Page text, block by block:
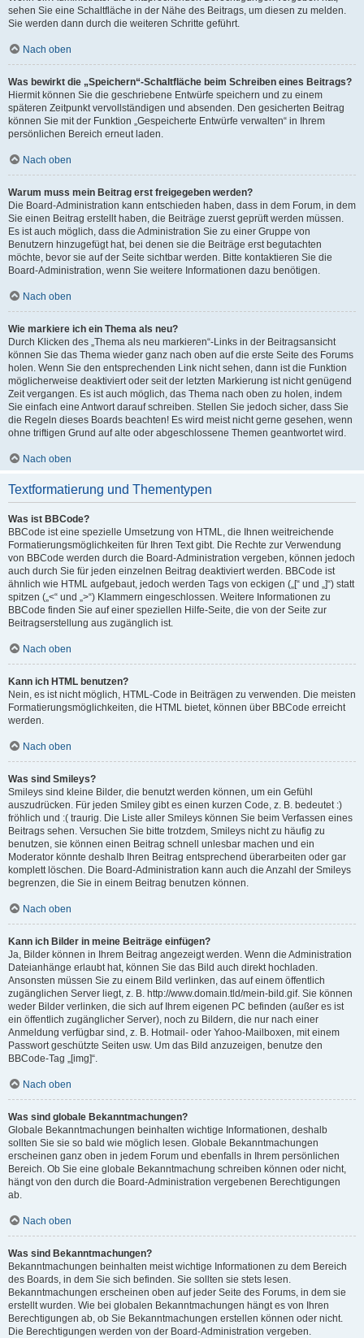
sehen Sie eine Schaltfläche in der Nähe des Beitrags, um diesen zu melden.
Sie werden dann durch die weiteren Schritte geführt.
Nach oben
Was bewirkt die „Speichern“-Schaltfläche beim Schreiben eines Beitrags?
Hiermit können Sie die geschriebene Entwürfe speichern und zu einem
späteren Zeitpunkt vervollständigen und absenden. Den gesicherten Beitrag
können Sie mit der Funktion „Gespeicherte Entwürfe verwalten“ in Ihrem
persönlichen Bereich erneut laden.
Nach oben
Warum muss mein Beitrag erst freigegeben werden?
Die Board-Administration kann entschieden haben, dass in dem Forum, in dem
Sie einen Beitrag erstellt haben, die Beiträge zuerst geprüft werden müssen.
Es ist auch möglich, dass die Administration Sie zu einer Gruppe von
Benutzern hinzugefügt hat, bei denen sie die Beiträge erst begutachten
möchte, bevor sie auf der Seite sichtbar werden. Bitte kontaktieren Sie die
Board-Administration, wenn Sie weitere Informationen dazu benötigen.
Nach oben
Wie markiere ich ein Thema als neu?
Durch Klicken des „Thema als neu markieren“-Links in der Beitragsansicht
können Sie das Thema wieder ganz nach oben auf die erste Seite des Forums
holen. Wenn Sie den entsprechenden Link nicht sehen, dann ist die Funktion
möglicherweise deaktiviert oder seit der letzten Markierung ist nicht genügend
Zeit vergangen. Es ist auch möglich, das Thema nach oben zu holen, indem
Sie einfach eine Antwort darauf schreiben. Stellen Sie jedoch sicher, dass Sie
die Regeln dieses Boards beachten! Es wird meist nicht gerne gesehen, wenn
ohne triftigen Grund auf alte oder abgeschlossene Themen geantwortet wird.
Nach oben
Textformatierung und Thementypen
Was ist BBCode?
BBCode ist eine spezielle Umsetzung von HTML, die Ihnen weitreichende
Formatierungsmöglichkeiten für Ihren Text gibt. Die Rechte zur Verwendung
von BBCode werden durch die Board-Administration vergeben, können jedoch
auch durch Sie für jeden einzelnen Beitrag deaktiviert werden. BBCode ist
ähnlich wie HTML aufgebaut, jedoch werden Tags von eckigen („[“ und „]“) statt
spitzen („<“ und „>“) Klammern eingeschlossen. Weitere Informationen zu
BBCode finden Sie auf einer speziellen Hilfe-Seite, die von der Seite zur
Beitragserstellung aus zugänglich ist.
Nach oben
Kann ich HTML benutzen?
Nein, es ist nicht möglich, HTML-Code in Beiträgen zu verwenden. Die meisten
Formatierungsmöglichkeiten, die HTML bietet, können über BBCode erreicht
werden.
Nach oben
Was sind Smileys?
Smileys sind kleine Bilder, die benutzt werden können, um ein Gefühl
auszudrücken. Für jeden Smiley gibt es einen kurzen Code, z. B. bedeutet :)
fröhlich und :( traurig. Die Liste aller Smileys können Sie beim Verfassen eines
Beitrags sehen. Versuchen Sie bitte trotzdem, Smileys nicht zu häufig zu
benutzen, sie können einen Beitrag schnell unlesbar machen und ein
Moderator könnte deshalb Ihren Beitrag entsprechend überarbeiten oder gar
komplett löschen. Die Board-Administration kann auch die Anzahl der Smileys
begrenzen, die Sie in einem Beitrag benutzen können.
Nach oben
Kann ich Bilder in meine Beiträge einfügen?
Ja, Bilder können in Ihrem Beitrag angezeigt werden. Wenn die Administration
Dateianhänge erlaubt hat, können Sie das Bild auch direkt hochladen.
Ansonsten müssen Sie zu einem Bild verlinken, das auf einem öffentlich
zugänglichen Server liegt, z. B. http://www.domain.tld/mein-bild.gif. Sie können
weder Bilder verlinken, die sich auf Ihrem eigenen PC befinden (außer es ist
ein öffentlich zugänglicher Server), noch zu Bildern, die nur nach einer
Anmeldung verfügbar sind, z. B. Hotmail- oder Yahoo-Mailboxen, mit einem
Passwort geschützte Seiten usw. Um das Bild anzuzeigen, benutze den
BBCode-Tag „[img]“.
Nach oben
Was sind globale Bekanntmachungen?
Globale Bekanntmachungen beinhalten wichtige Informationen, deshalb
sollten Sie sie so bald wie möglich lesen. Globale Bekanntmachungen
erscheinen ganz oben in jedem Forum und ebenfalls in Ihrem persönlichen
Bereich. Ob Sie eine globale Bekanntmachung schreiben können oder nicht,
hängt von den durch die Board-Administration vergebenen Berechtigungen
ab.
Nach oben
Was sind Bekanntmachungen?
Bekanntmachungen beinhalten meist wichtige Informationen zu dem Bereich
des Boards, in dem Sie sich befinden. Sie sollten sie stets lesen.
Bekanntmachungen erscheinen oben auf jeder Seite des Forums, in dem sie
erstellt wurden. Wie bei globalen Bekanntmachungen hängt es von Ihren
Berechtigungen ab, ob Sie Bekanntmachungen erstellen können oder nicht.
Die Berechtigungen werden von der Board-Administration vergeben.